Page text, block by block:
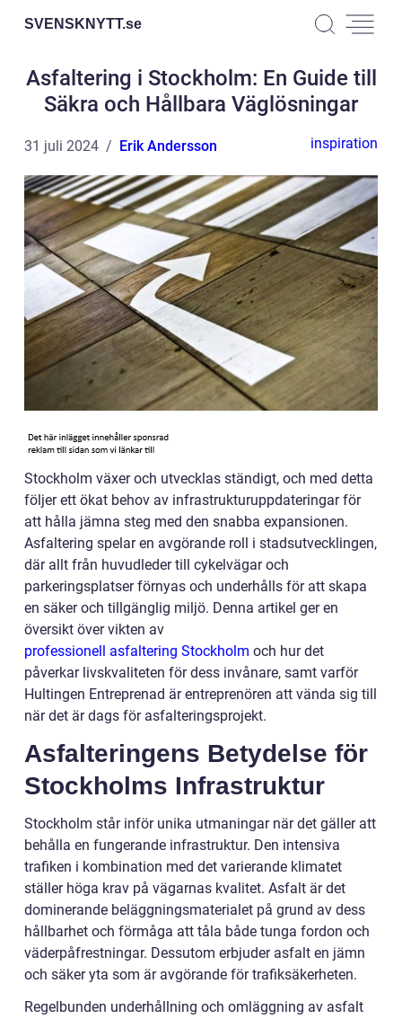
SVENSKNYTT.se
Asfaltering i Stockholm: En Guide till
Säkra och Hållbara Väglösningar
31 juli 2024 Erik Andersson inspiration
Stockholm växer och utvecklas ständigt, och med detta
följer ett ökat behov av infrastrukturuppdateringar för
att hålla jämna steg med den snabba expansionen.
Asfaltering spelar en avgörande roll i stadsutvecklingen,
där allt från huvudleder till cykelvägar och
parkeringsplatser förnyas och underhålls för att skapa
en säker och tillgänglig miljö. Denna artikel ger en
översikt över vikten av
professionell asfaltering Stockholm och hur det
påverkar livskvaliteten för dess invånare, samt varför
Hultingen Entreprenad är entreprenören att vända sig till
när det är dags för asfalteringsprojekt.
Asfalteringens Betydelse för
Stockholms Infrastruktur
Stockholm står inför unika utmaningar när det gäller att
behålla en fungerande infrastruktur. Den intensiva
trafiken i kombination med det varierande klimatet
ställer höga krav på vägarnas kvalitet. Asfalt är det
dominerande beläggningsmaterialet på grund av dess
hållbarhet och förmåga att tåla både tunga fordon och
väderpåfrestningar. Dessutom erbjuder asfalt en jämn
och säker yta som är avgörande för trafiksäkerheten.
Regelbunden underhållning och omläggning av asfalt